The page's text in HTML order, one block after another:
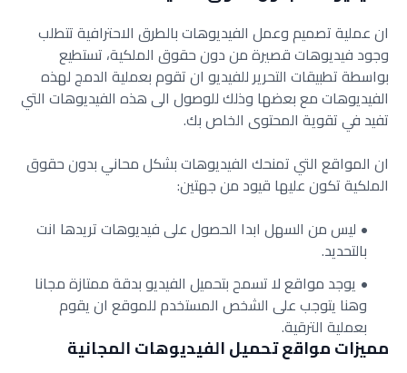
ان عملية تصميم وعمل الفيديوهات بالطرق الاحترافية تتطلب
وجود فيديوهات قصيرة من دون حقوق الملكية، تستطيع
بواسطة تطبيقات التحرير للفيديو ان تقوم بعملية الدمج لهذه
الفيديوهات مع بعضها وذلك للوصول الى هذه الفيديوهات التي
تفيد في تقوية المحتوى الخاص بك.
ان المواقع التي تمنحك الفيديوهات بشكل محاني بدون حقوق
الملكية تكون عليها قيود من جهتين:
ليس من السهل ابدا الحصول على فيديوهات تريدها انت
بالتحديد.
يوجد مواقع لا تسمح بتحميل الفيديو بدقة ممتازة مجانا
وهنا يتوجب على الشخص المستخدم للموقع ان يقوم
بعملية الترقية.
مميزات مواقع تحميل الفيديوهات المجانية